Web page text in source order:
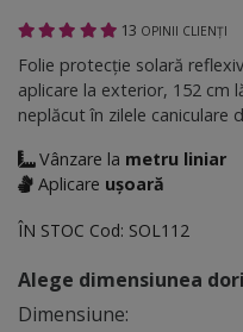
13 OPINII CLIENȚI
Folie protecție solară
aplicare la exterior, 152 cm
neplăcut în zilele caniculare
Vânzare la metru liniar
Aplicare ușoară
ÎN STOC Cod: SOL112
Alege dimensiunea
Dimensiune: